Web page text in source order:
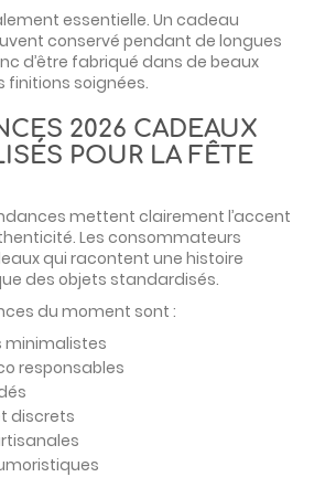
essentielle. Un cadeau
conservé pendant de longues
d’être fabriqué dans de beaux
soignées.
2026 CADEAUX
POUR LA FÊTE
mettent clairement l’accent
Les consommateurs
qui racontent une histoire
des objets standardisés.
du moment sont :
minimalistes
responsables
discrets